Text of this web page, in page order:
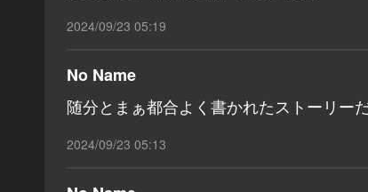
2024/09/23 05:19
No Name
随分とまぁ都合よく書かれたストーリーだ
2024/09/23 05:13